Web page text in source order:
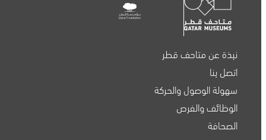
نبذة عن متاحف قطر
اتصل بنا
سهولة الوصول والحركة
الوظائف والفرص
الصحافة